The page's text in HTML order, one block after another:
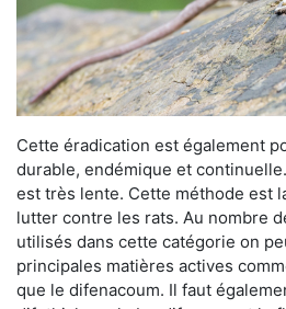
Cette éradication est également
durable, endémique et
est très lente. Cette méthode est
lutter contre les rats. Au nombre
utilisés dans cette catégorie on
principales matières actives
que le difenacoum. Il faut